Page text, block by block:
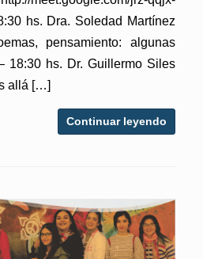
hs. Dra. Soledad Martínez
pensamiento: algunas
18:30 hs. Dr. Guillermo Siles
allá […]
Continuar leyendo